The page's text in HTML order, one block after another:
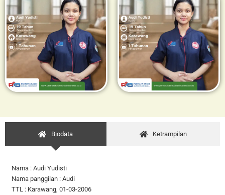
Biodata Ketrampilan
Nama : Audi Yudisti
Nama panggilan : Audi
TTL : Karawang, 01-03-2006